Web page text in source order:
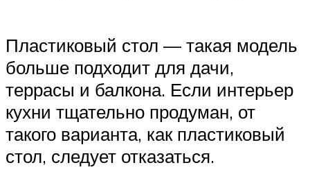
Пластиковый стол — такая модель
больше подходит для дачи,
террасы и балкона. Если интерьер
кухни тщательно продуман, от
такого варианта, как пластиковый
стол, следует отказаться.